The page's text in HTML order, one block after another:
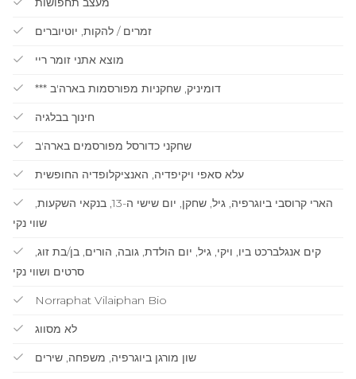
זמרים / להקות, יוטיוברים
מוצא אתני זומר ריי
*** דומיניק, שחקניות מפורסמות בארה'ב
חינוך בבלגיה
שחקני כדורסל מפורסמים בארה'ב
עלא סאפי ויקיפדיה, האנציקלופדיה החופשית
שווי נקי
סרטים ושווי נקי
Norraphat Vilaiphan Bio
לא מסווג
שון מורגן ביוגרפיה, משפחה, שירים